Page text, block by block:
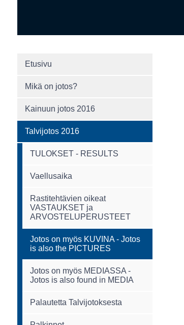
Etusivu
Mikä on jotos?
Kainuun jotos 2016
Talvijotos 2016
TULOKSET - RESULTS
Vaellusaika
Rastitehtävien oikeat
VASTAUKSET ja
ARVOSTELUPERUSTEET
Jotos on myös KUVINA - Jotos
is also the PICTURES
Jotos on myös MEDIASSA -
Jotos is also found in MEDIA
Palautetta Talvijotoksesta